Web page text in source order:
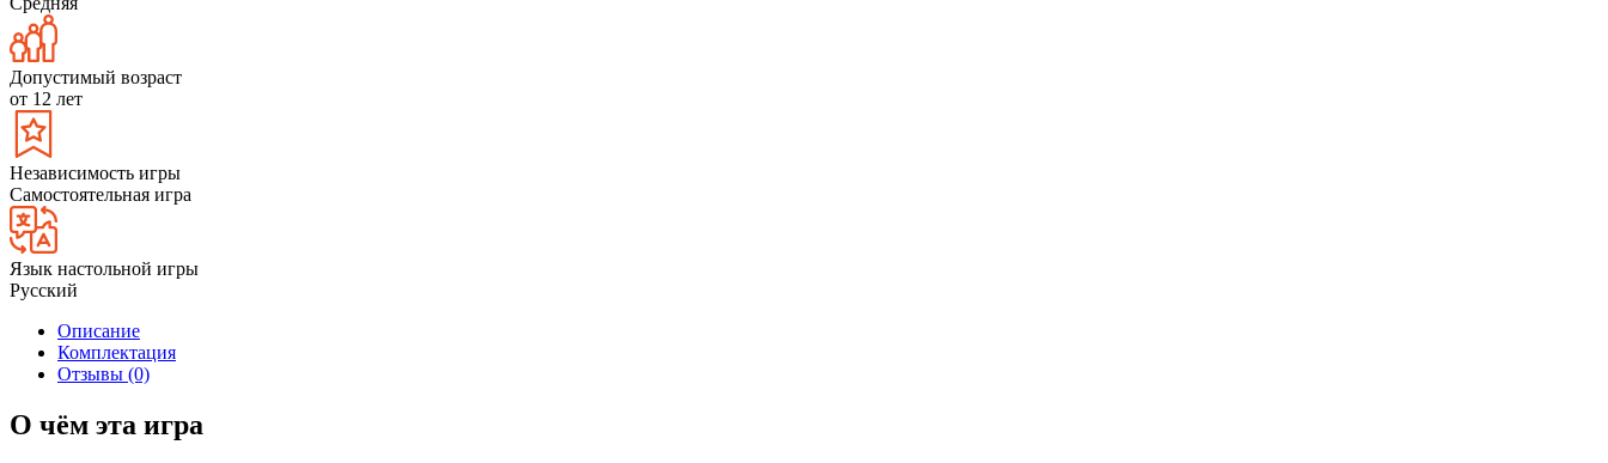
Допустимый возраст
от 12 лет
Независимость игры
Самостоятельная игра
Язык настольной игры
Русский
Описание
Комплектация
Отзывы (0)
О чём эта игра